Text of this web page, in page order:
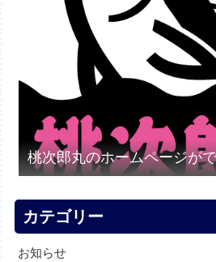
桃次郎丸のホームページが
カテゴリー
お知らせ